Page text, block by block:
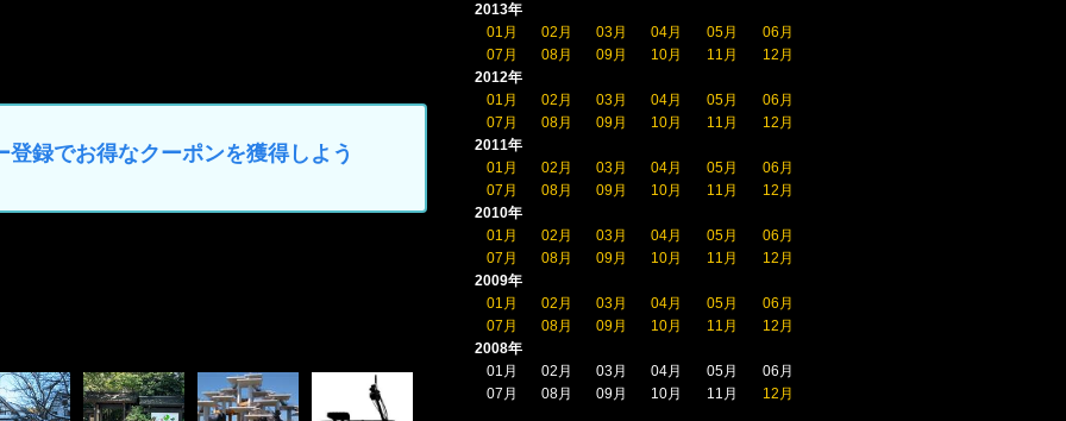
録でお得なクーポンを獲得しよう
2013年
01月
02月 03月 04月 05月
06月
07月
08月 09月 10月 11月
12月
2012年
01月
02月 03月 04月 05月
06月
07月
08月 09月 10月 11月
12月
2011年
01月
02月 03月 04月 05月
06月
07月
08月 09月 10月 11月
12月
2010年
01月
02月 03月 04月 05月
06月
07月
08月 09月 10月 11月
12月
2009年
01月
02月 03月 04月 05月
06月
07月
08月 09月 10月 11月
12月
2008年
01月
02月 03月 04月 05月
06月
07月
08月 09月 10月 11月 12月